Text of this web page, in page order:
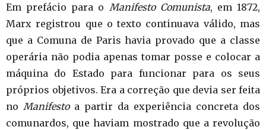
Em prefácio para o Manifesto Comunista, em 1872,
Marx registrou que o texto continuava válido, mas
que a Comuna de Paris havia provado que a classe
operária não podia apenas tomar posse e colocar a
máquina do Estado para funcionar para os seus
próprios objetivos. Era a correção que devia ser feita
no Manifestoa partir da experiência concreta dos
comunardos, que haviam mostrado que a revolução